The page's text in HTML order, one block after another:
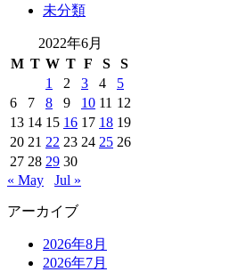
未分類
2022年6月
M T W T F S
S
1
2 3 4
5
6
7 8 9 10 11 12
13 14 15 16 17 18 19
20 21 22 23 24 25 26
27 28 29 30
« May
Jul »
アーカイブ
2026年8月
2026年7月